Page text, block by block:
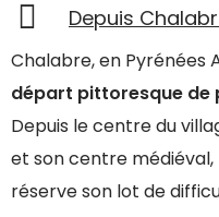
Depuis
Chalabre, en Pyrénées
départ pittoresque de
Depuis le centre du
et son centre médiéval,
réserve son lot de